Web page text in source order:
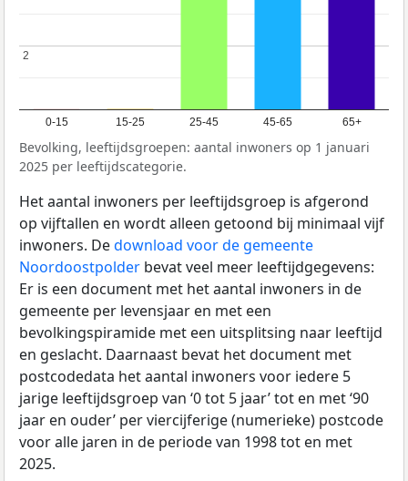
0-15 15-25 25-45 45-65 65+
2
2
Bevolking, leeftijdsgroepen: aantal inwoners op 1 januari
2025 per leeftijdscategorie.
Het aantal inwoners per leeftijdsgroep is afgerond
op vijftallen en wordt alleen getoond bij minimaal vijf
inwoners. Dedownload voor de gemeente
Noordoostpolder bevat veel meer leeftijdgegevens:
Er is een document met het aantal inwoners in de
gemeente per levensjaar en met een
bevolkingspiramide met een uitsplitsing naar leeftijd
en geslacht. Daarnaast bevat het document met
postcodedata het aantal inwoners voor iedere 5
jarige leeftijdsgroep van ‘0 tot 5 jaar’ tot en met ‘90
jaar en ouder’ per viercijferige (numerieke) postcode
voor alle jaren in de periode van 1998 tot en met
2025.